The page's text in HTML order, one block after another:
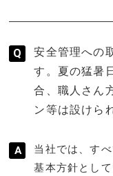
安全管理への
す。夏の猛暑
合、職人さん
ン等は設けら
当社では、す
基本方針とし